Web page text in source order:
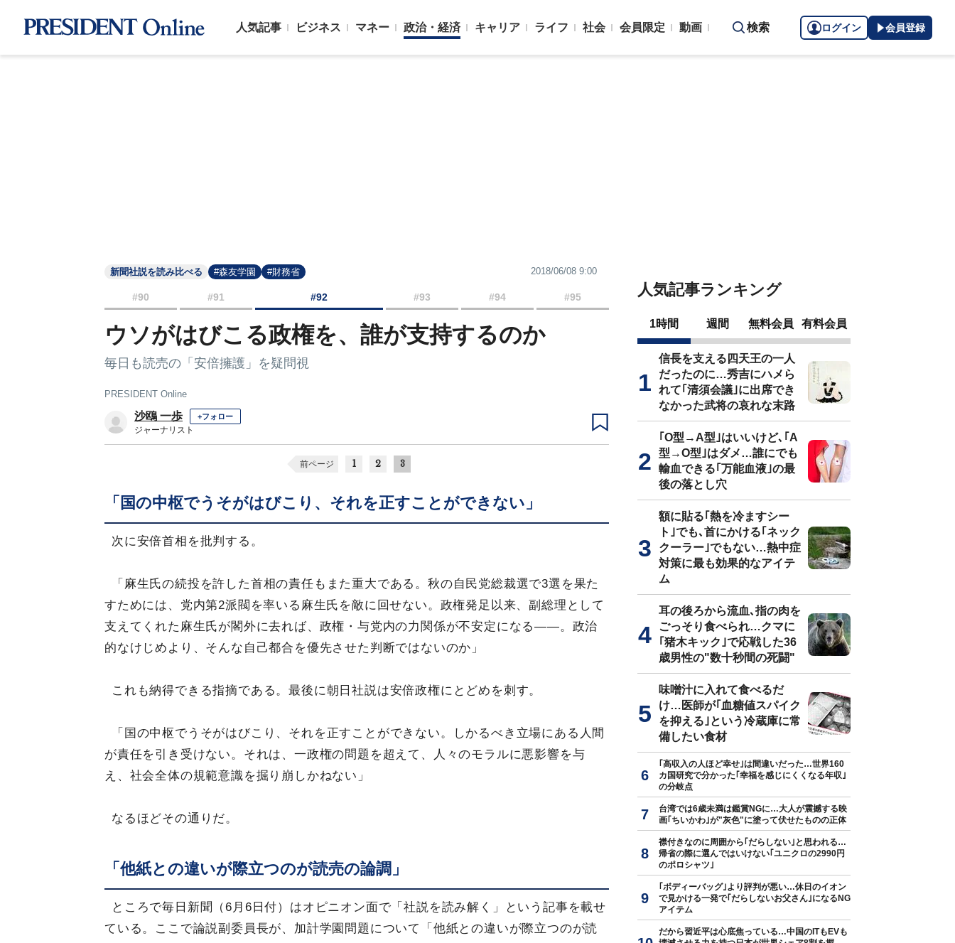
人気記事 ビジネス マネー 政治・経済 キャリア ライフ 社会 会員限定 動画 検索 ログイン 会員登録
新聞社説を読み比べる #森友学園 #財務省 2018/06/08 9:00
#90 #91 #92 #93 #94 #95
ウソがはびこる政権を、誰が支持するのか
毎日も読売の「安倍擁護」を疑問視
PRESIDENT Online
沙鴎 一歩 +フォロー
ジャーナリスト
前ページ 1 2 3
「国の中枢でうそがはびこり、それを正すことができない」
次に安倍首相を批判する。
「麻生氏の続投を許した首相の責任もまた重大である。秋の自民党総裁選で3選を果た
すためには、党内第2派閥を率いる麻生氏を敵に回せない。政権発足以来、副総理として
支えてくれた麻生氏が閣外に去れば、政権・与党内の力関係が不安定になる――。政治
的なけじめより、そんな自己都合を優先させた判断ではないのか」
これも納得できる指摘である。最後に朝日社説は安倍政権にとどめを刺す。
「国の中枢でうそがはびこり、それを正すことができない。しかるべき立場にある人間
が責任を引き受けない。それは、一政権の問題を超えて、人々のモラルに悪影響を与
え、社会全体の規範意識を掘り崩しかねない」
なるほどその通りだ。
「他紙との違いが際立つのが読売の論調」
ところで毎日新聞（6月6日付）はオピニオン面で「社説を読み解く」という記事を載せ
ている。ここで論説副委員長が、加計学園問題について「他紙との違いが際立つのが読
人気記事ランキング
1時間 週間 無料会員 有料会員
信長を支える四天王の一人
だったのに…秀吉にハメら
れて｢清須会議｣に出席でき
なかった武将の哀れな末路
｢O型→A型｣はいいけど､｢A
型→O型｣はダメ…誰にでも
輸血できる｢万能血液｣の最
後の落とし穴
額に貼る｢熱を冷ますシー
ト｣でも､首にかける｢ネック
クーラー｣でもない…熱中症
対策に最も効果的なアイテ
ム
耳の後ろから流血､指の肉を
ごっそり食べられ…クマに
｢猪木キック｣で応戦した36
歳男性の"数十秒間の死闘"
味噌汁に入れて食べるだ
け…医師が｢血糖値スパイク
を抑える｣という冷蔵庫に常
備したい食材
｢高収入の人ほど幸せ｣は間違いだった…世界160
カ国研究で分かった｢幸福を感じにくくなる年収｣
の分岐点
台湾では6歳未満は鑑賞NGに…大人が震撼する映
画｢ちいかわ｣が"灰色"に塗って伏せたものの正体
襟付きなのに周囲から｢だらしない｣と思われる…
帰省の際に選んではいけない｢ユニクロの2990円
のポロシャツ｣
｢ボディーバッグ｣より評判が悪い…休日のイオン
で見かける一発で｢だらしないお父さん｣になるNG
アイテム
だから習近平は心底焦っている…中国のITもEVも